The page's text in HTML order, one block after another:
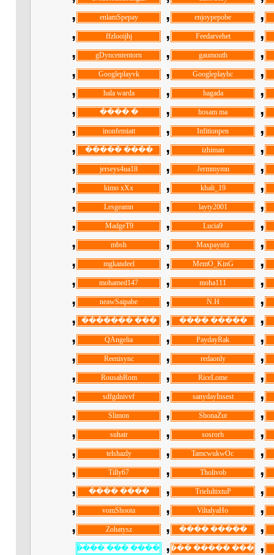
, ‏
, ‏
, ‏
, ‏
, ‏
, ‏
, ‏
, ‏
, ‏
, ‏
, ‏
, ‏
, ‏
, ‏
, ‏
, ‏
, ‏
, ‏
, ‏
, ‏
, ‏
, ‏
, ‏
, ‏
, ‏
, ‏
, ‏
, ‏
, ‏
, ‏
, ‏
, ‏
, ‏
, ‏
, ‏
, ‏
, ‏
, ‏
, ‏
, ‏
, ‏
, ‏
, ‏
, ‏
, ‏
, ‏
, ‏
, ‏
, ‏
, ‏
, ‏
, ‏
, ‏
, ‏
, ‏
, ‏
, ‏
, ‏
, ‏
, ‏
, ‏
, ‏
, ‏
, ‏
, ‏
, ‏
, ‏
, ‏
, ‏
, ‏
, ‏
, ‏
, ‏
, ‏
, ‏
, ‏
, ‏
, ‏
, ‏
, ‏
, ‏
, ‏
, ‏
, ‏
, ‏
, ‏